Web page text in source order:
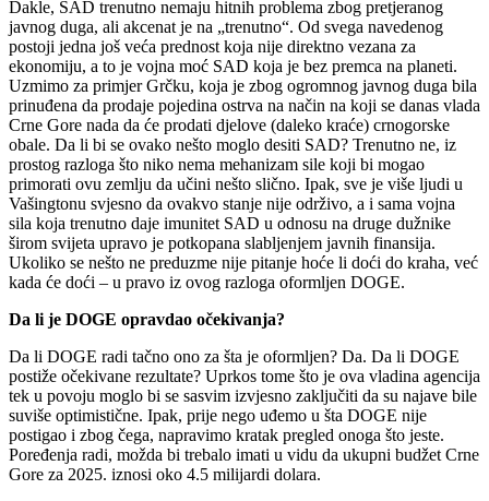
Dakle, SAD trenutno nemaju hitnih problema zbog pretjeranog
javnog duga, ali akcenat je na „trenutno“. Od svega navedenog
postoji jedna još veća prednost koja nije direktno vezana za
ekonomiju, a to je vojna moć SAD koja je bez premca na planeti.
Uzmimo za primjer Grčku, koja je zbog ogromnog javnog duga bila
prinuđena da prodaje pojedina ostrva na način na koji se danas vlada
Crne Gore nada da će prodati djelove (daleko kraće) crnogorske
obale. Da li bi se ovako nešto moglo desiti SAD? Trenutno ne, iz
prostog razloga što niko nema mehanizam sile koji bi mogao
primorati ovu zemlju da učini nešto slično. Ipak, sve je više ljudi u
Vašingtonu svjesno da ovakvo stanje nije održivo, a i sama vojna
sila koja trenutno daje imunitet SAD u odnosu na druge dužnike
širom svijeta upravo je potkopana slabljenjem javnih finansija.
Ukoliko se nešto ne preduzme nije pitanje hoće li doći do kraha, već
kada će doći – u pravo iz ovog razloga oformljen DOGE.
Da li je DOGE opravdao očekivanja?
Da li DOGE radi tačno ono za šta je oformljen? Da. Da li DOGE
postiže očekivane rezultate? Uprkos tome što je ova vladina agencija
tek u povoju moglo bi se sasvim izvjesno zaključiti da su najave bile
suviše optimistične. Ipak, prije nego uđemo u šta DOGE nije
postigao i zbog čega, napravimo kratak pregled onoga što jeste.
Poređenja radi, možda bi trebalo imati u vidu da ukupni budžet Crne
Gore za 2025. iznosi oko 4.5 milijardi dolara.